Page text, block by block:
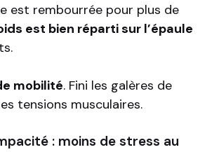
est rembourrée pour plus de
est bien réparti sur l’épaule
mobilité. Fini les galères de
tensions musculaires.
: moins de stress au